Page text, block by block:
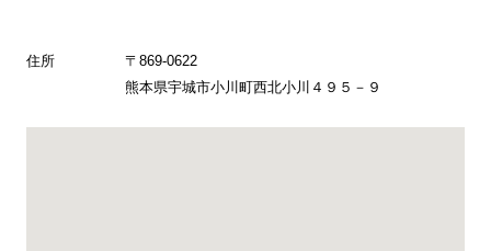
住所
〒869-0622
熊本県宇城市小川町西北小川４９５－９